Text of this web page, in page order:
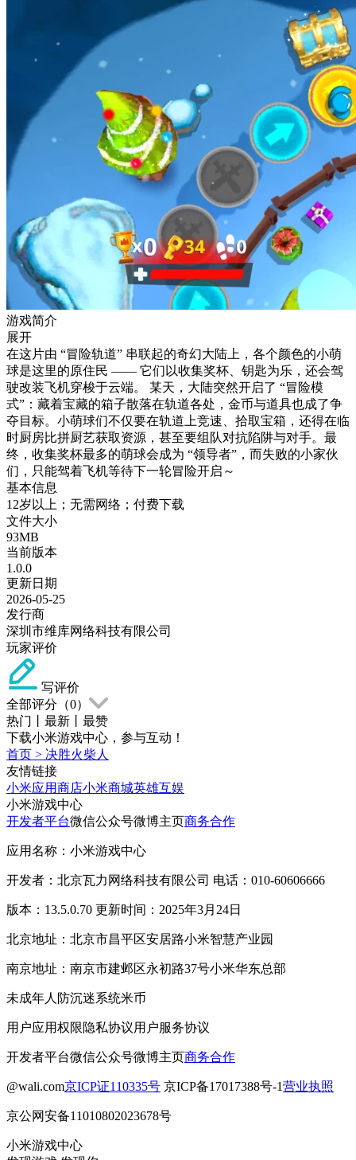
游戏简介
展开
在这片由 “冒险轨道” 串联起的奇幻大陆上，各个颜色的小萌
球是这里的原住民 —— 它们以收集奖杯、钥匙为乐，还会驾
驶改装飞机穿梭于云端。 某天，大陆突然开启了 “冒险模
式”：藏着宝藏的箱子散落在轨道各处，金币与道具也成了争
夺目标。小萌球们不仅要在轨道上竞速、拾取宝箱，还得在临
时厨房比拼厨艺获取资源，甚至要组队对抗陷阱与对手。最
终，收集奖杯最多的萌球会成为 “领导者”，而失败的小家伙
们，只能驾着飞机等待下一轮冒险开启～
基本信息
12岁以上；无需网络；付费下载
文件大小
93MB
当前版本
1.0.0
更新日期
2026-05-25
发行商
深圳市维库网络科技有限公司
玩家评价
写评价
全部评分（0）
热门
最新
最赞
下载小米游戏中心，参与互动！
首页 > 决胜火柴人
友情链接
小米应用商店小米商城英雄互娱
小米游戏中心
开发者平台微信公众号微博主页商务合作
应用名称：小米游戏中心
开发者：北京瓦力网络科技有限公司 电话：010-60606666
版本：13.5.0.70 更新时间：2025年3月24日
北京地址：北京市昌平区安居路小米智慧产业园
南京地址：南京市建邺区永初路37号小米华东总部
未成年人防沉迷系统米币
用户应用权限隐私协议用户服务协议
开发者平台微信公众号微博主页商务合作
@wali.com京ICP证110335号 京ICP备17017388号-1营业执照
京公网安备11010802023678号
小米游戏中心